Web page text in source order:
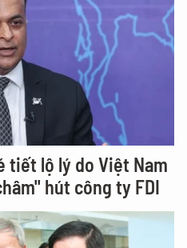
tiết lộ lý do Việt Nam
hút công ty FDI